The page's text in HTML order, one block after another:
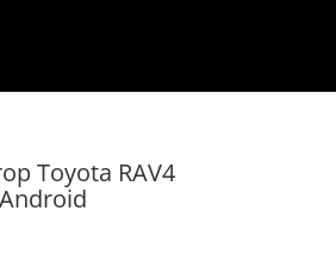
Toyota RAV4